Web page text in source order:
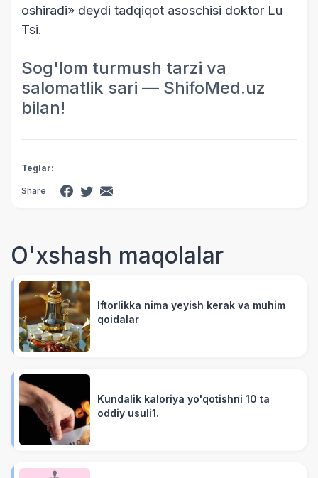
oshiradi» deydi tadqiqot asoschisi doktor Lu
Tsi.
Sog'lom turmush tarzi va
salomatlik sari — ShifoMed.uz
bilan!
Teglar:
Share
O'xshash maqolalar
Iftorlikka nima yeyish kerak va muhim
qoidalar
Kundalik kaloriya yo'qotishni 10 ta
oddiy usuli1.